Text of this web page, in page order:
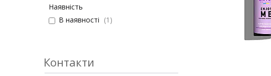
Наявність
В наявності
1
Контакти